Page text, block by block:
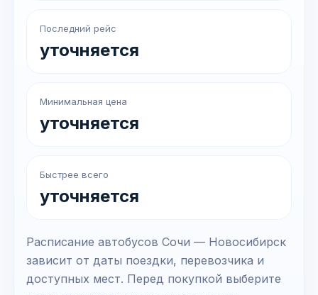
Последний рейс
уточняется
Минимальная цена
уточняется
Быстрее всего
уточняется
Расписание автобусов Сочи — Новосибирск
зависит от даты поездки, перевозчика и
доступных мест. Перед покупкой выберите